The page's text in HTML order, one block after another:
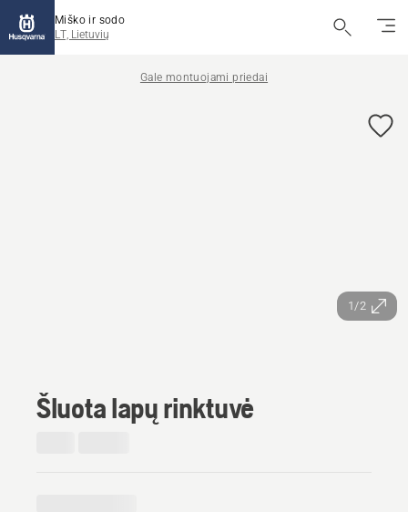
Miško ir sodo
LT, Lietuvių
Gale montuojami priedai
1/2
Šluota lapų rinktuvė